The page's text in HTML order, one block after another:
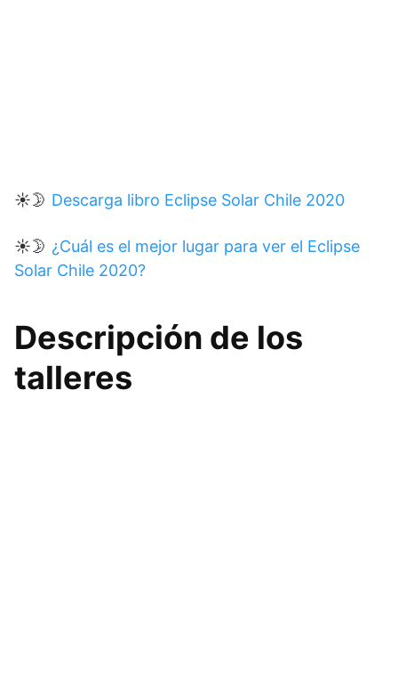
☀🌛 Descarga libro Eclipse Solar Chile 2020
☀🌛 ¿Cuál es el mejor lugar para ver el Eclipse
Solar Chile 2020?
Descripción de los
talleres